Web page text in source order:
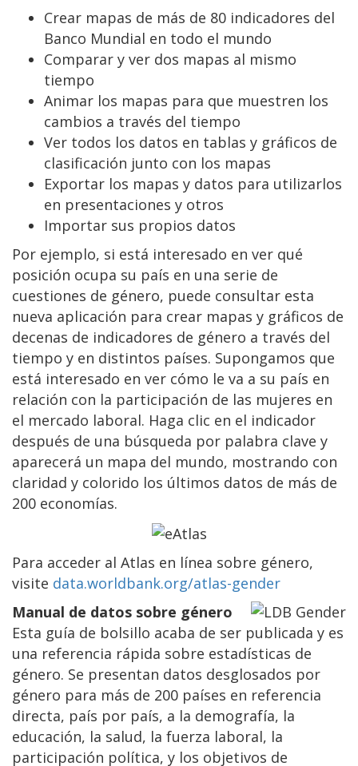
Crear mapas de más de 80 indicadores del
Banco Mundial en todo el mundo
Comparar y ver dos mapas al mismo
tiempo
Animar los mapas para que muestren los
cambios a través del tiempo
Ver todos los datos en tablas y gráficos de
clasificación junto con los mapas
Exportar los mapas y datos para utilizarlos
en presentaciones y otros
Importar sus propios datos
Por ejemplo, si está interesado en ver qué
posición ocupa su país en una serie de
cuestiones de género, puede consultar esta
nueva aplicación para crear mapas y gráficos de
decenas de indicadores de género a través del
tiempo y en distintos países. Supongamos que
está interesado en ver cómo le va a su país en
relación con la participación de las mujeres en
el mercado laboral. Haga clic en el indicador
después de una búsqueda por palabra clave y
aparecerá un mapa del mundo, mostrando con
claridad y colorido los últimos datos de más de
200 economías.
Para acceder al Atlas en línea sobre género,
visite data.worldbank.org/atlas-gender
Manual de datos sobre género
Esta guía de bolsillo acaba de ser publicada y es
una referencia rápida sobre estadísticas de
género. Se presentan datos desglosados por
género para más de 200 países en referencia
directa, país por país, a la demografía, la
educación, la salud, la fuerza laboral, la
participación política, y los objetivos de